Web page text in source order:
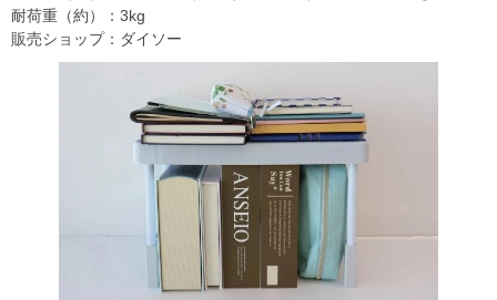
耐荷重（約）：3kg
販売ショップ：ダイソー